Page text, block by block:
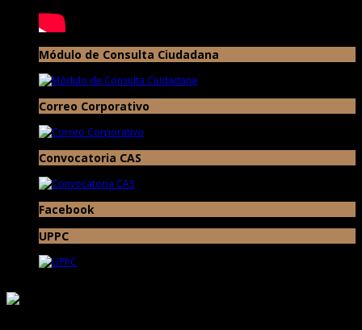
Módulo de Consulta Ciudadana
Correo Corporativo
Convocatoria CAS
Facebook
UPPC